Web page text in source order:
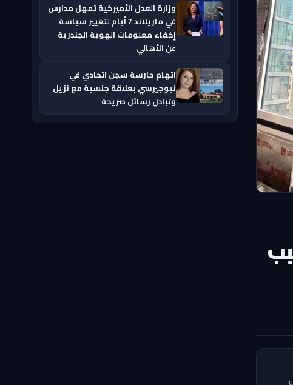
وزارة العدل الأميركية تمهل مدارس
في ماريلاند 7 أيام لتغيير سياسة
إخفاء معلومات الهوية الجندرية
عن الأهالي
اتهام حارسة سجن اتحادي في
نيوجيرسي بعلاقة جنسية مع نزيل
وتبادل رسائل صريحة